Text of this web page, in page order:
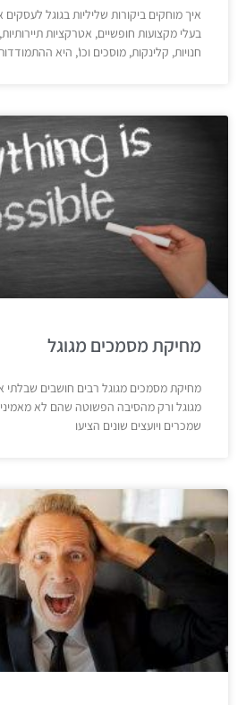
איך מוחקים ביקורות שליליות בגוגל
בעלי מקצועות חופשיים, אטרקציות
חנויות, קלינקות, מוסכים וכו', היא
מחיקת מסמכים מגוגל
מחיקת מסמכים מגוגל רבים חושבים
מגוגל ורק מהסיבה הפשוטה שהם לא
שמכרים ויועצים שונים הציעו